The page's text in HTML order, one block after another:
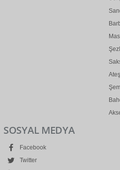
SOSYAL MEDYA
Facebook
Twitter